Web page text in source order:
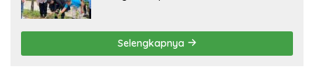
Selengkapnya